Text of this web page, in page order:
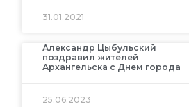
31.01.2021
Александр Цыбульский
поздравил жителей
Архангельска с Днем города
25.06.2023